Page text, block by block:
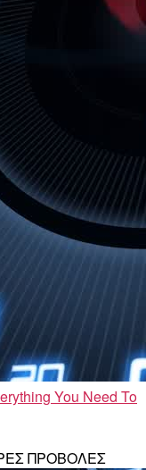
You Need To
ΠΡΟΒΟΛΕΣ